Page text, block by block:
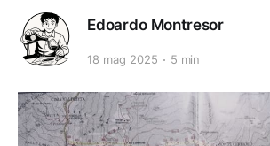
Edoardo Montresor
18 mag 2025 5 min